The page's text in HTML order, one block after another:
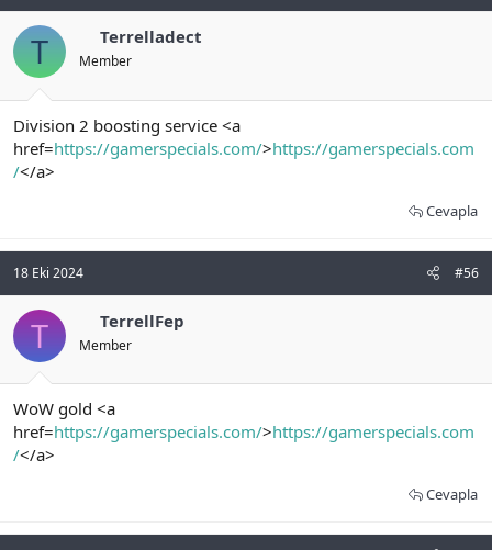
T Terrelladect
Member
Division 2 boosting service <a
href=https://gamerspecials.com/>https://gamerspecials.com
/</a>
Cevapla
18 Eki 2024 #56
T TerrellFep
Member
WoW gold <a
href=https://gamerspecials.com/>https://gamerspecials.com
/</a>
Cevapla